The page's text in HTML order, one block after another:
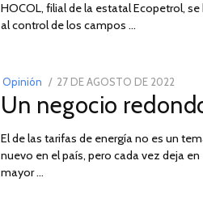
HOCOL, filial de la estatal Ecopetrol, se
al control de los campos …
Opinión
POSTED
ON
27 DE AGOSTO DE 202230
DE
DE
2022
Un negocio
El de las tarifas de energía no es un
nuevo en el país, pero cada vez deja en
mayor …
03